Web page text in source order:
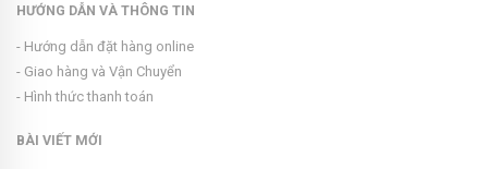
HƯỚNG DẪN VÀ THÔNG TIN
- Hướng dẫn đặt hàng online
- Giao hàng và Vận Chuyển
- Hình thức thanh toán
BÀI VIẾT MỚI